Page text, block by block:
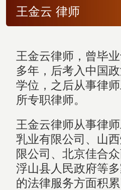
王金云 律师
王金云律师，曾毕
多年，后考入中国
学位，之后从事律
所专职律师。
王金云律师从事律
乳业有限公司、山
限公司、北京佳合
浮山县人民政府等
的法律服务方面积